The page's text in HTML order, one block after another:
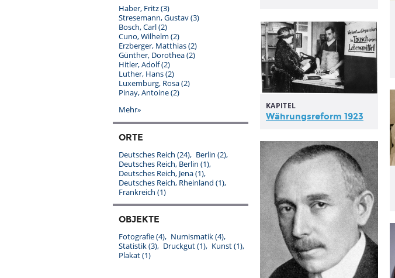
KAPITEL
Währungsreform 1923
Haber, Fritz(3)
Stresemann, Gustav(3)
Bosch, Carl(2)
Cuno, Wilhelm (2)
Erzberger, Matthias(2)
Günther, Dorothea(2)
Hitler, Adolf(2)
Luther, Hans(2)
Luxemburg, Rosa(2)
Pinay, Antoine(2)
Mehr»
ORTE
Deutsches Reich (24) Berlin (2)
Deutsches Reich, Berlin (1)
Deutsches Reich, Jena(1)
Deutsches Reich, Rheinland (1)
Frankreich (1)
OBJEKTE
Fotografie(4) Numismatik(4)
Statistik(3) Druckgut(1) Kunst(1)
Plakat(1)